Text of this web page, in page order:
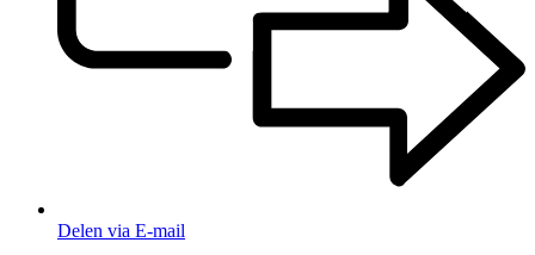
Delen via E-mail